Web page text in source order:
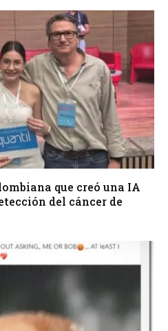
que creó una IA
del cáncer de